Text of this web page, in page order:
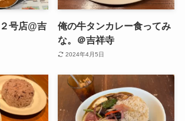
号店@吉
俺の牛タンカレー食ってみ
な。＠吉祥寺
2024年4月5日